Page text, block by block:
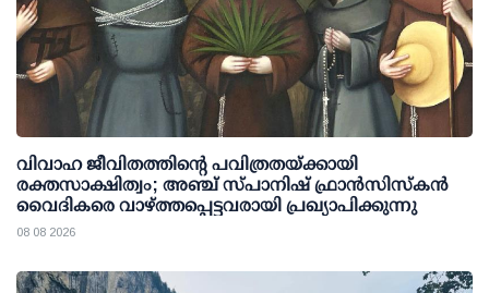
വിവാഹ ജീവിതത്തിന്റെ പവിത്രതയ്ക്കായി
രക്തസാക്ഷിത്വം; അഞ്ച് സ്പാനിഷ് ഫ്രാന്‍സിസ്‌കന്‍
വൈദികരെ വാഴ്ത്തപ്പെട്ടവരായി പ്രഖ്യാപിക്കുന്നു
08 08 2026